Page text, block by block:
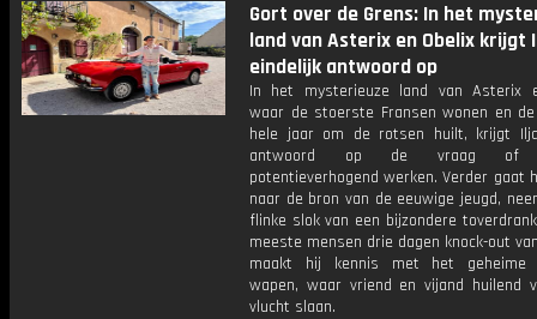
Gort over de Grens: In het
land van Asterix en Obelix krijgt
eindelijk antwoord op
In het mysterieuze land van Asterix
waar de stoerste Fransen wonen en
hele jaar om de rotsen huilt, krijgt
antwoord op de vraag of
potentieverhogend werken. Verder gaat
naar de bron van de eeuwige jeugd,
flinke slok van een bijzondere
meeste mensen drie dagen knock-out
maakt hij kennis met het geheime
wapen, waar vriend en vijand huilend
vlucht slaan.